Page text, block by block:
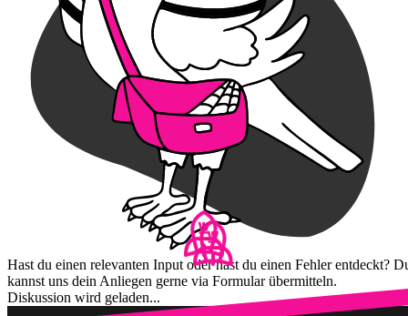
Hast du einen relevanten Input oder hast du einen Fehler entdeckt?
kannst uns dein Anliegen gerne via Formular übermitteln.
Diskussion wird geladen...